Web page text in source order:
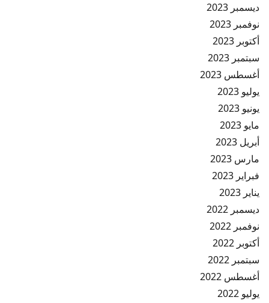
ديسمبر 2023
نوفمبر 2023
أكتوبر 2023
سبتمبر 2023
أغسطس 2023
يوليو 2023
يونيو 2023
مايو 2023
أبريل 2023
مارس 2023
فبراير 2023
يناير 2023
ديسمبر 2022
نوفمبر 2022
أكتوبر 2022
سبتمبر 2022
أغسطس 2022
يوليو 2022